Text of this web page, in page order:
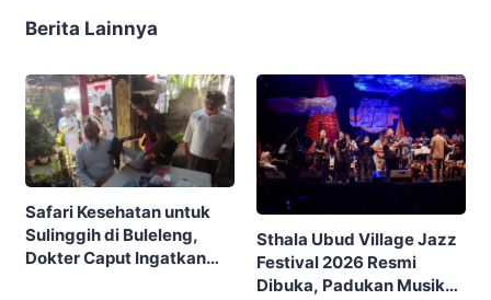
Berita Lainnya
Safari Kesehatan untuk
Sulinggih di Buleleng,
Dokter Caput Ingatkan
Sthala Ubud Village Jazz
Festival 2026 Resmi
Dibuka, Padukan Musik